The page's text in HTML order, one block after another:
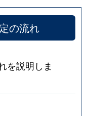
の流れ
を説明しま